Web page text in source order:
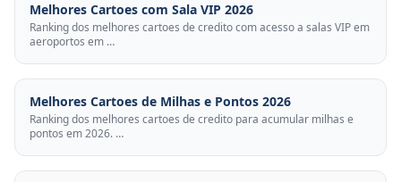
Melhores Cartoes com Sala VIP 2026
Ranking dos melhores cartoes de credito com acesso a salas VIP em
aeroportos em …
Melhores Cartoes de Milhas e Pontos 2026
Ranking dos melhores cartoes de credito para acumular milhas e
pontos em 2026. …